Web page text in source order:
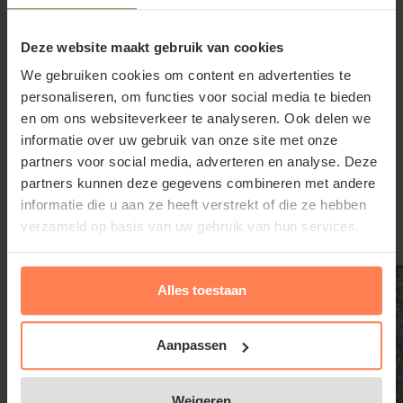
Deze website maakt gebruik van cookies
We gebruiken cookies om content en advertenties te
personaliseren, om functies voor social media te bieden
en om ons websiteverkeer te analyseren. Ook delen we
informatie over uw gebruik van onze site met onze
partners voor social media, adverteren en analyse. Deze
partners kunnen deze gegevens combineren met andere
informatie die u aan ze heeft verstrekt of die ze hebben
verzameld op basis van uw gebruik van hun services.
Alles toestaan
Aanpassen
Standplaats Nepeta faassenii 'Six
Hills Giant'
De vaste plant houdt van een zonnige standplaats in
een waterdoorlatende, vrij droge grond en stelt
weinig eisen aan de grondsoort. Voor wie katten uit
de tuin wil weren, kan de Nepeta faassenii 'Six Hills
Giant' beter niet aanplanten; katten zijn er gek op;
ze rollen zich graag door de plant, met als risico dat
Nepeta faassenii 'Six Hills Giant'
snoeien en onderhouden
Lees meer
Gerelateerde producten